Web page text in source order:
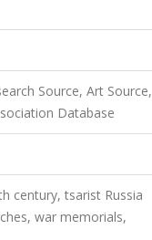
Source, Art Source,
Database
century, tsarist Russia
war memorials,